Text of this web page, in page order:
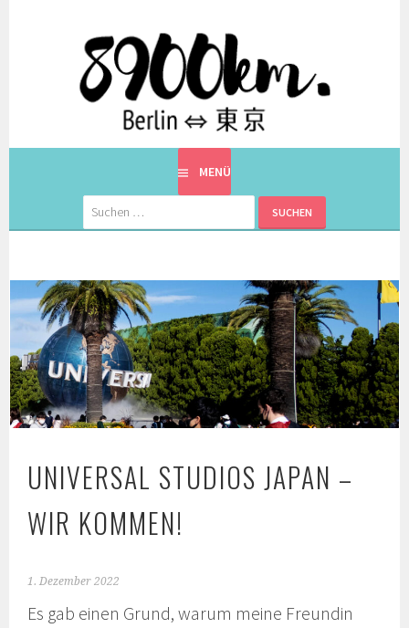
8900KM. BERLIN ⇔ 東京
EINE BERLINERIN IN JAPAN. MIT EINEM JAPANER.
MENÜ
Suchen
nach:
UNIVERSAL STUDIOS JAPAN –
WIR KOMMEN!
1. Dezember 2022
Es gab einen Grund, warum meine Freundin